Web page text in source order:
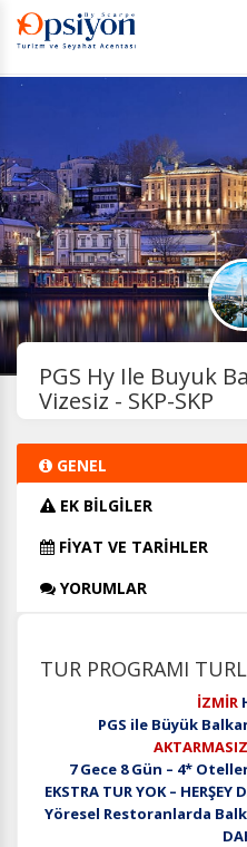
PGS Hy Ile Buyuk
Vizesiz - SKP-SKP
GENEL
EK BİLGİLER
FİYAT VE TARİHLER
YORUMLAR
TUR PROGRAMI
İZMİR
PGS ile Büyük
7 Gece 8 Gün – 4*
EKSTRA TUR YOK – HERŞEY
Yöresel Restoranlarda